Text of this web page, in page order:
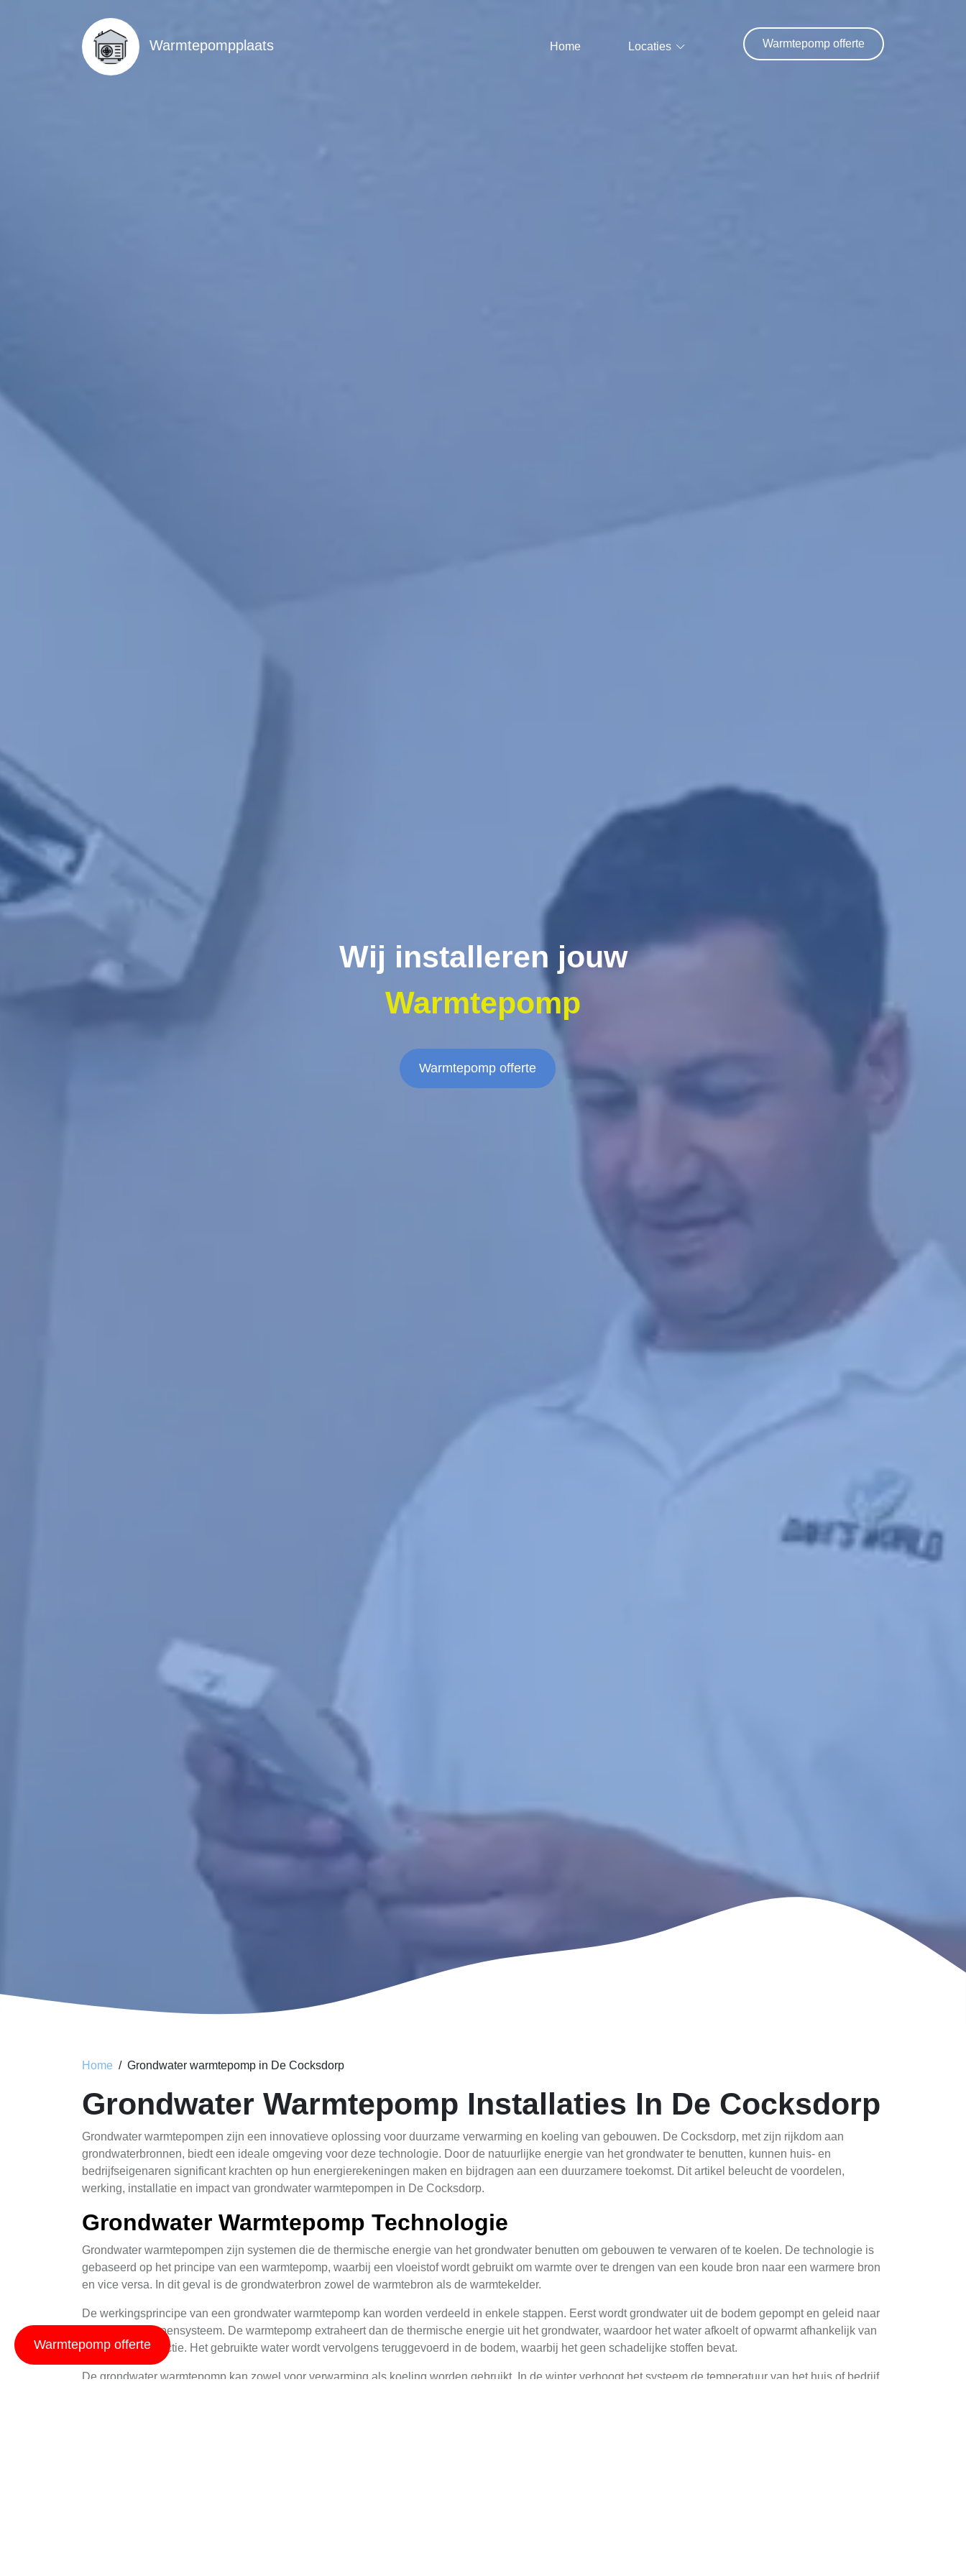
Warmtepompplaats Home Locaties Warmtepomp offerte
Wij installeren jouw
Warmtepomp
Warmtepomp offerte
Home Grondwater warmtepomp in De Cocksdorp
Grondwater Warmtepomp Installaties In De Cocksdorp
Grondwater warmtepompen zijn een innovatieve oplossing voor duurzame verwarming en koeling van gebouwen. De Cocksdorp, met zijn rijkdom aan
grondwaterbronnen, biedt een ideale omgeving voor deze technologie. Door de natuurlijke energie van het grondwater te benutten, kunnen huis- en
bedrijfseigenaren significant krachten op hun energierekeningen maken en bijdragen aan een duurzamere toekomst. Dit artikel beleucht de voordelen,
werking, installatie en impact van grondwater warmtepompen in De Cocksdorp.
Grondwater Warmtepomp Technologie
Grondwater warmtepompen zijn systemen die de thermische energie van het grondwater benutten om gebouwen te verwaren of te koelen. De technologie is
gebaseerd op het principe van een warmtepomp, waarbij een vloeistof wordt gebruikt om warmte over te drengen van een koude bron naar een warmere bron
en vice versa. In dit geval is de grondwaterbron zowel de warmtebron als de warmtekelder.
De werkingsprincipe van een grondwater warmtepomp kan worden verdeeld in enkele stappen. Eerst wordt grondwater uit de bodem gepompt en geleid naar
het warmtepompensysteem. De warmtepomp extraheert dan de thermische energie uit het grondwater, waardoor het water afkoelt of opwarmt afhankelijk van
de gewenste functie. Het gebruikte water wordt vervolgens teruggevoerd in de bodem, waarbij het geen schadelijke stoffen bevat.
De grondwater warmtepomp kan zowel voor verwarming als koeling worden gebruikt. In de winter verhoogt het systeem de temperatuur van het huis of bedrijf,
Warmtepomp offerte